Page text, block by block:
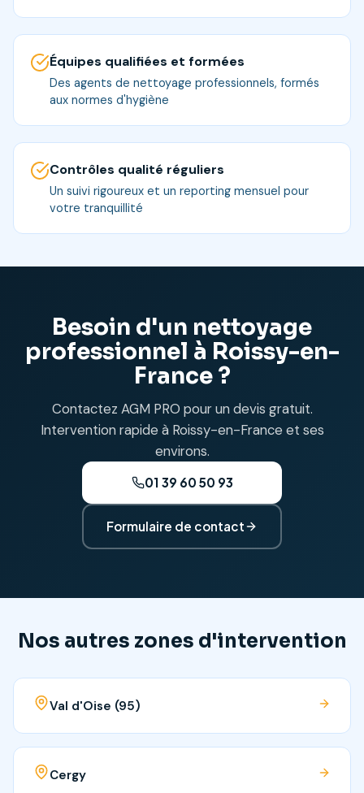
Équipes qualifiées et formées
Des agents de nettoyage professionnels, formés
aux normes d'hygiène
Contrôles qualité réguliers
Un suivi rigoureux et un reporting mensuel pour
votre tranquillité
Besoin d'un nettoyage
professionnel à Roissy-en-
France ?
Contactez AGM PRO pour un devis gratuit.
Intervention rapide à Roissy-en-France et ses
environs.
01 39 60 50 93
Formulaire de contact
Nos autres zones d'intervention
Val d'Oise (95)
Cergy